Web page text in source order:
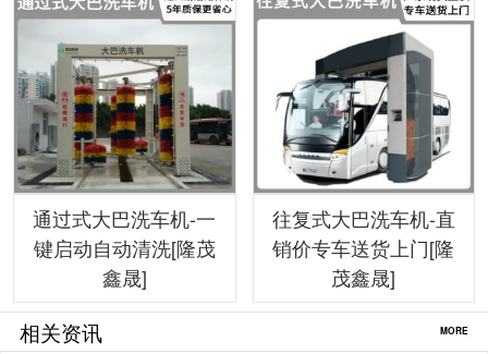
通过式大巴洗车机-一
键启动自动清洗[隆茂
鑫晟]
往复式大巴洗车机-直
销价专车送货上门[隆
茂鑫晟]
相关资讯 MORE